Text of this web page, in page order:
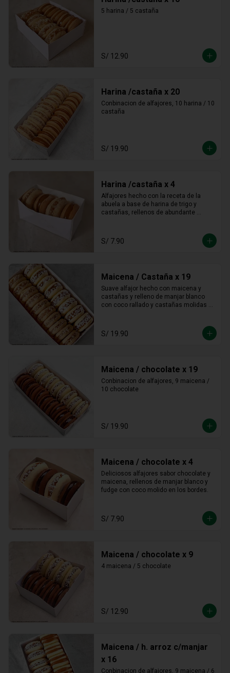
5 harina / 5 castaña
S/ 12.90
Harina /castaña x 20
Conbinacion de alfajores, 10 harina / 10
castaña
S/ 19.90
Harina /castaña x 4
Alfajores hecho con la receta de la
abuela a base de harina de trigo y
castañas, rellenos de abundante
S/ 7.90
Maicena / Castaña x 19
Suave alfajor hecho con maicena y
castañas y relleno de manjar blanco
con coco rallado y castañas molidas
S/ 19.90
Maicena / chocolate x 19
Conbinacion de alfajores, 9 maicena /
10 chocolate
S/ 19.90
Maicena / chocolate x 4
Deliciosos alfajores sabor chocolate y
maicena, rellenos de manjar blanco y
fudge con coco molido en los bordes.
S/ 7.90
Maicena / chocolate x 9
4 maicena / 5 chocolate
S/ 12.90
Maicena / h. arroz c/manjar
x 16
Conbinacion de alfajores, 9 maicena / 6